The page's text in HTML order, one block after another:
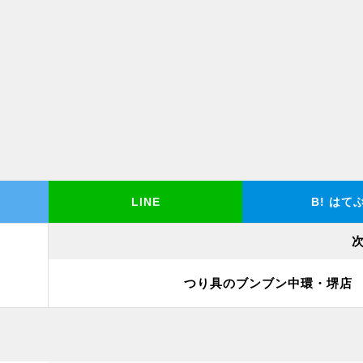
LINE B! はて
つり具のブンブン中環・堺店